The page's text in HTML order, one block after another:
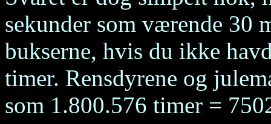
sekunder som værende 30
bukserne, hvis du ikke
timer. Rensdyrene og
som 1.800.576 timer =